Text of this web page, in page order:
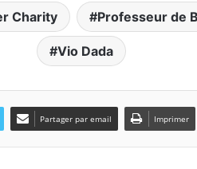
Charity Professeur de
Vio Dada
Partager par email Imprimer